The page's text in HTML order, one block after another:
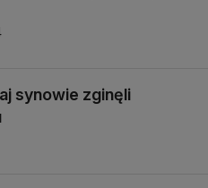
synowie zginęli